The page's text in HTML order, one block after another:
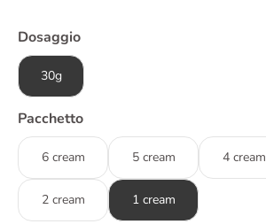
Dosaggio
30g
Pacchetto
6 cream 5 cream 4 cream
2 cream 1 cream